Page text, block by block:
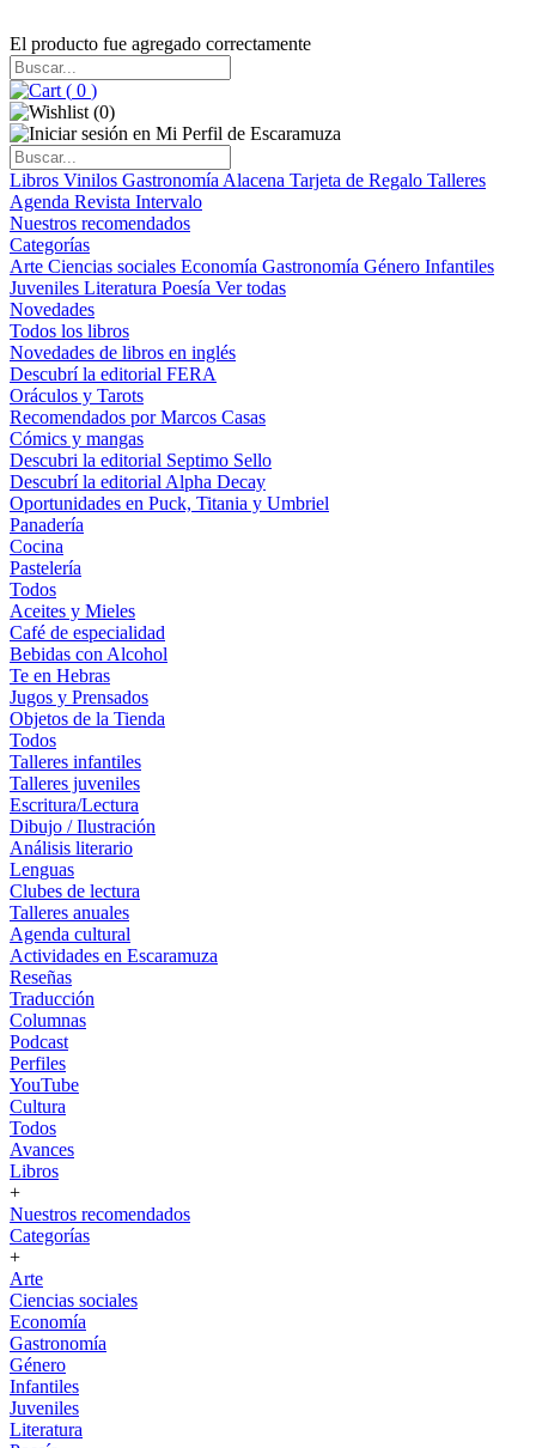
El producto fue agregado correctamente
( 0 )
(0)
Libros Vinilos Gastronomía Alacena Tarjeta de Regalo Talleres
Agenda Revista Intervalo
Nuestros recomendados
Categorías
Arte Ciencias sociales Economía Gastronomía Género Infantiles
Juveniles Literatura Poesía Ver todas
Novedades
Todos los libros
Novedades de libros en inglés
Descubrí la editorial FERA
Oráculos y Tarots
Recomendados por Marcos Casas
Cómics y mangas
Descubri la editorial Septimo Sello
Descubrí la editorial Alpha Decay
Oportunidades en Puck, Titania y Umbriel
Panadería
Cocina
Pastelería
Todos
Aceites y Mieles
Café de especialidad
Bebidas con Alcohol
Te en Hebras
Jugos y Prensados
Objetos de la Tienda
Todos
Talleres infantiles
Talleres juveniles
Escritura/Lectura
Dibujo / Ilustración
Análisis literario
Lenguas
Clubes de lectura
Talleres anuales
Agenda cultural
Actividades en Escaramuza
Reseñas
Traducción
Columnas
Podcast
Perfiles
YouTube
Cultura
Todos
Avances
Libros
+
Nuestros recomendados
Categorías
+
Arte
Ciencias sociales
Economía
Gastronomía
Género
Infantiles
Juveniles
Literatura